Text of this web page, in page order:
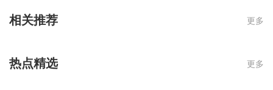
相关推荐 更多
热点精选 更多